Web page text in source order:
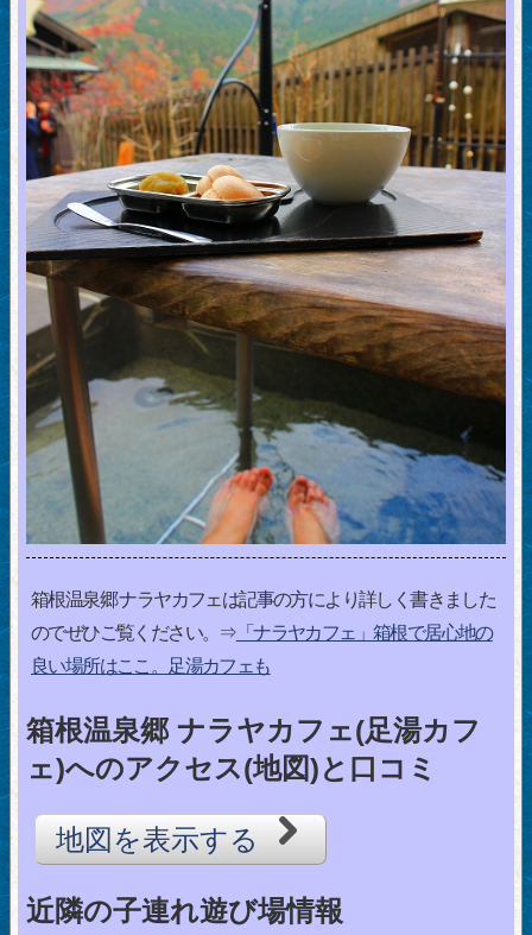
箱根温泉郷 ナラヤカフェは記事の方により詳しく書きました
のでぜひご覧ください。⇒「ナラヤカフェ」箱根で居心地の
良い場所はここ。足湯カフェも
箱根温泉郷 ナラヤカフェ(足湯カフ
ェ)へのアクセス(地図)と口コミ
地図を表示する
近隣の子連れ遊び場情報